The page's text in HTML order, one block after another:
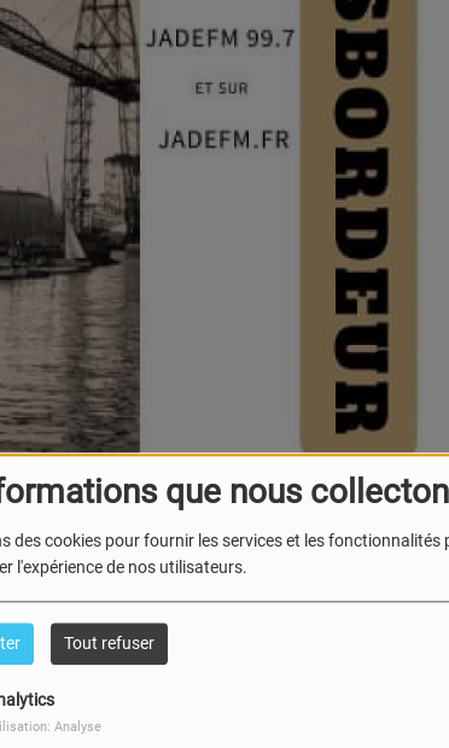
que nous
des cookies pour fournir les services et les fonctionnalités
l'expérience de nos utilisateurs.
Tout refuser
Analyse